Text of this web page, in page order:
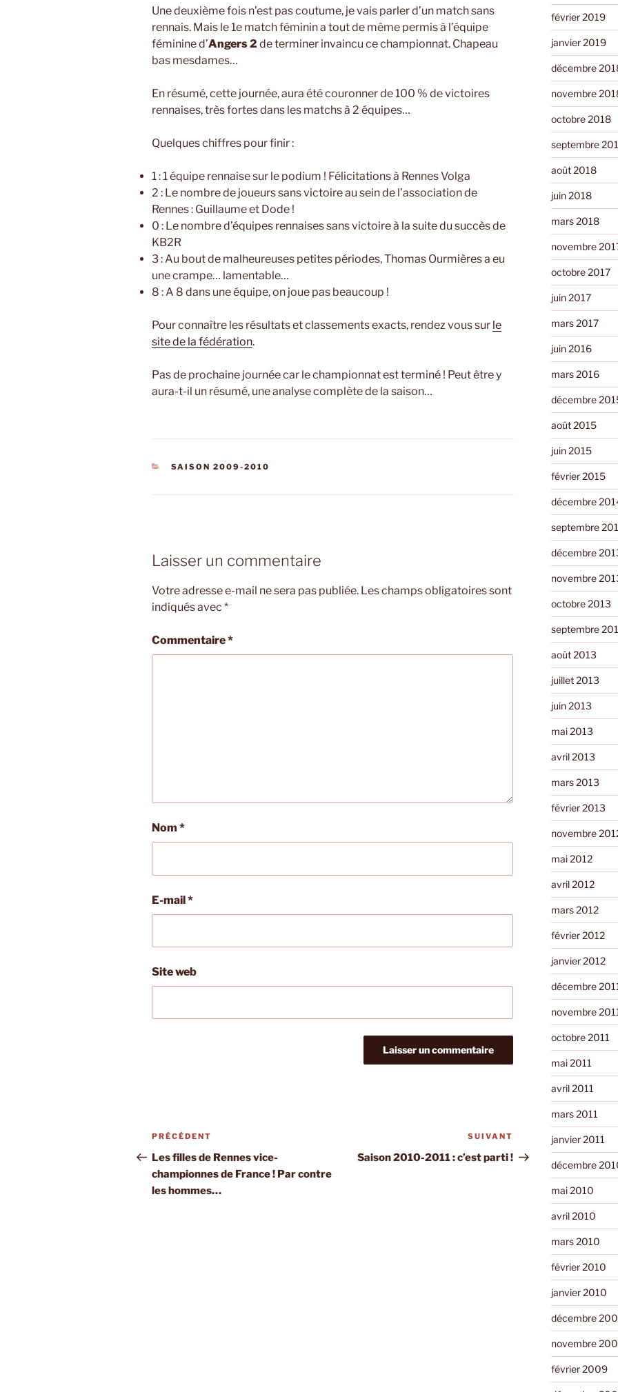
Une deuxième fois n’est pas coutume, je vais parler d’un match sans
rennais. Mais le 1e match féminin a tout de même permis à l’équipe
féminine d’Angers 2 de terminer invaincu ce championnat. Chapeau
bas mesdames…
En résumé, cette journée, aura été couronner de 100 % de victoires
rennaises, très fortes dans les matchs à 2 équipes…
Quelques chiffres pour finir :
1 : 1 équipe rennaise sur le podium ! Félicitations à Rennes Volga
2 : Le nombre de joueurs sans victoire au sein de l’association de
Rennes : Guillaume et Dode !
0 : Le nombre d’équipes rennaises sans victoire à la suite du succès de
KB2R
3 : Au bout de malheureuses petites périodes, Thomas Ourmières a eu
une crampe… lamentable…
8 : A 8 dans une équipe, on joue pas beaucoup !
Pour connaître les résultats et classements exacts, rendez vous sur le
site de la fédération.
Pas de prochaine journée car le championnat est terminé ! Peut être y
aura-t-il un résumé, une analyse complète de la saison…
CATÉGORIES
SAISON 2009-2010
Laisser un commentaire
Votre adresse e-mail ne sera pas publiée. Les champs obligatoires sont
indiqués avec *
Commentaire*
Nom *
E-mail*
Site web
Navigation
de
l’article
Article
précédent
PRÉCÉDENT
Les filles de Rennes vice-
championnes de France ! Par contre
les hommes…
suivant
SUIVANT
Saison 2010-2011 : c’est parti !
février 2019
janvier 2019
décembre
novembre
octobre 2018
septembre
août 2018
juin 2018
mars 2018
novembre
octobre 2017
juin 2017
mars 2017
juin 2016
mars 2016
décembre
août 2015
juin 2015
février 2015
décembre
septembre
décembre
novembre
octobre 2013
septembre
août 2013
juillet 2013
juin 2013
mai 2013
avril 2013
mars 2013
février 2013
novembre
mai 2012
avril 2012
mars 2012
février 2012
janvier 2012
décembre
novembre
octobre 2011
mai 2011
avril 2011
mars 2011
janvier 2011
décembre
mai 2010
avril 2010
mars 2010
février 2010
janvier 2010
décembre
novembre
février 2009